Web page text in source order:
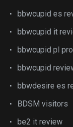
bbwcupid es
bbwcupid it
bbwcupid pl
bbwcupid
bbwdesire es
BDSM visitors
be2 it review